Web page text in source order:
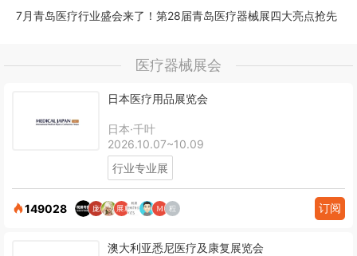
7月青岛医疗行业盛会来了！第28届青岛医疗器械展四大亮点抢先
医疗器械展会
日本医疗用品展览会
日本·千叶
2026.10.07~10.09
行业专业展
149028 订阅
澳大利亚悉尼医疗及康复展览会